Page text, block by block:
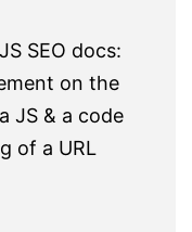
SEO docs:
on the
JS & a code
of a URL